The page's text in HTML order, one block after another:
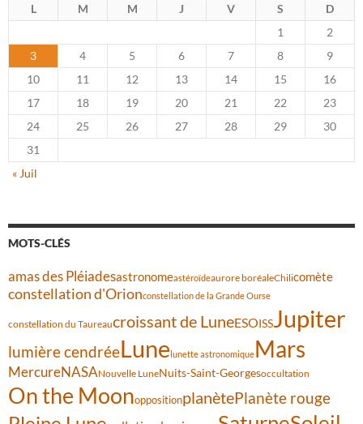
L M M J V S
D
1
2
3
4 5 6 7 8
9
10
11 12 13 14 15
16
17
18 19 20 21 22
23
24
25 26 27 28 29
30
31
« Juil
MOTS-CLÉS
amas des Pléiadesastronomeastéroïdeaurore boréaleChilicomète
constellation d'Orionconstellation de la Grande Ourse
constellation du Taureaucroissant de LuneESOISSJupiter
lumière cendréeLunelunette astronomiqueMars
MercureNASANouvelle LuneNuits-Saint-Georgesoccultation
On the MoonoppositionplanètePlanète rouge